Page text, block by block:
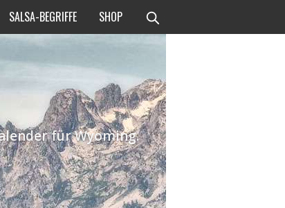
SALSA-BEGRIFFE SHOP
für Wyoming.